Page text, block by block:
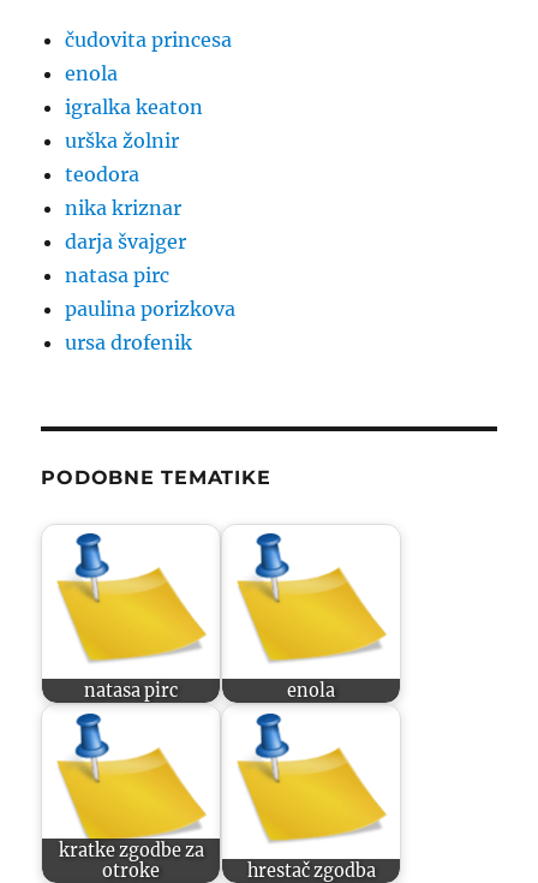
čudovita princesa
enola
igralka keaton
urška žolnir
teodora
nika kriznar
darja švajger
natasa pirc
paulina porizkova
ursa drofenik
PODOBNE TEMATIKE
natasa pirc enola
kratke zgodbe za
otroke
hrestač zgodba